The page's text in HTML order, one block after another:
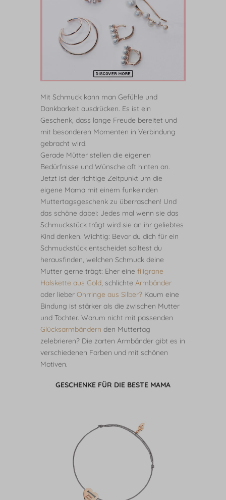
Mit Schmuck kann man Gefühle und
Dankbarkeit ausdrücken. Es ist ein
Geschenk, dass lange Freude bereitet und
mit besonderen Momenten in Verbindung
gebracht wird.
Gerade Mütter stellen die eigenen
Bedürfnisse und Wünsche oft hinten an.
Jetzt ist der richtige Zeitpunkt um die
eigene Mama mit einem funkelnden
Muttertagsgeschenk zu überraschen! Und
das schöne dabei: Jedes mal wenn sie das
Schmuckstück trägt wird sie an ihr geliebtes
Kind denken. Wichtig: Bevor du dich für ein
Schmuckstück entscheidet solltest du
herausfinden, welchen Schmuck deine
Mutter gerne trägt: Eher eine filigrane
Halskette aus Gold , schlichte Armbänder
oder lieber Ohrringe aus Silber? Kaum eine
Bindung ist stärker als die zwischen Mutter
und Tochter. Warum nicht mit passenden
Glücksarmbändern den Muttertag
zelebrieren? Die zarten Armbänder gibt es in
verschiedenen Farben und mit schönen
Motiven.
GESCHENKE FÜR DIE BESTE MAMA